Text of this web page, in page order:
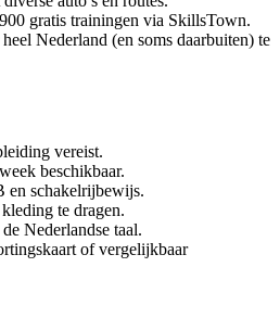
gratis trainingen via SkillsTown.
Nederland (en soms daarbuiten) te
vereist.
beschikbaar.
en schakelrijbewijs.
te dragen.
Nederlandse taal.
of vergelijkbaar